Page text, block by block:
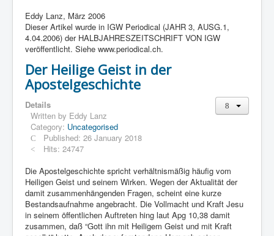
Eddy Lanz, März 2006
Dieser Artikel wurde in IGW Periodical (JAHR 3, AUSG.1,
4.04.2006) der HALBJAHRESZEITSCHRIFT VON IGW
veröffentlicht. Siehe www.periodical.ch.
Der Heilige Geist in der
Apostelgeschichte
Details
Written by Eddy Lanz
Category: Uncategorised
Published: 26 January 2018
Hits: 24747
Die Apostelgeschichte spricht verhältnismäßig häufig vom
Heiligen Geist und seinem Wirken. Wegen der Aktualität der
damit zusammenhängenden Fragen, scheint eine kurze
Bestandsaufnahme angebracht. Die Vollmacht und Kraft Jesu
in seinem öffentlichen Auftreten hing laut Apg 10,38 damit
zusammen, daß “Gott ihn mit Heiligem Geist und mit Kraft